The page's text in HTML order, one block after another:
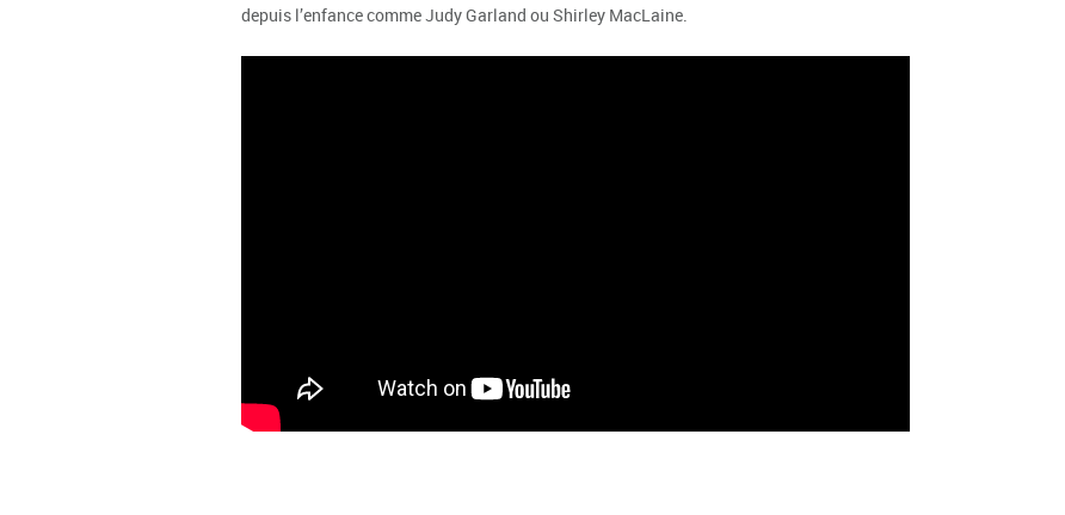
depuis l’enfance comme Judy Garland ou Shirley MacLaine.